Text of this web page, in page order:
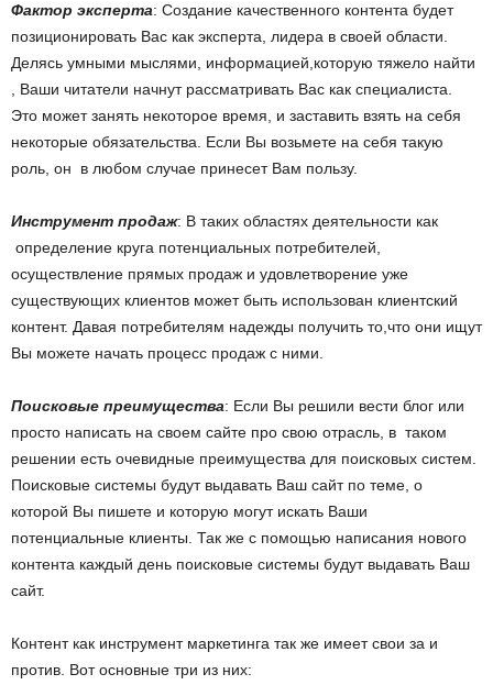
Фактор эксперта: Создание качественного контента будет
позиционировать Вас как эксперта, лидера в своей области.
Делясь умными мыслями, информацией,которую тяжело найти
, Ваши читатели начнут рассматривать Вас как специалиста.
Это может занять некоторое время, и заставить взять на себя
некоторые обязательства. Если Вы возьмете на себя такую
роль, он в любом случае принесет Вам пользу.
Инструмент продаж: В таких областях деятельности как
определение круга потенциальных потребителей,
осуществление прямых продаж и удовлетворение уже
существующих клиентов может быть использован клиентский
контент. Давая потребителям надежды получить то,что они ищут
Вы можете начать процесс продаж с ними.
Поисковые преимущества: Если Вы решили вести блог или
просто написать на своем сайте про свою отрасль, в таком
решении есть очевидные преимущества для поисковых систем.
Поисковые системы будут выдавать Ваш сайт по теме, о
которой Вы пишете и которую могут искать Ваши
потенциальные клиенты. Так же с помощью написания нового
контента каждый день поисковые системы будут выдавать Ваш
сайт.
Контент как инструмент маркетинга так же имеет свои за и
против. Вот основные три из них: